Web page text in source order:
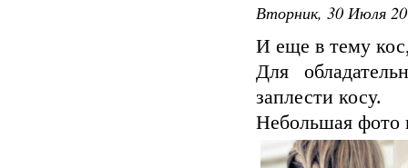
Вторник, 30 Июля
И еще в тему
Для
заплести косу.
Небольшая фото